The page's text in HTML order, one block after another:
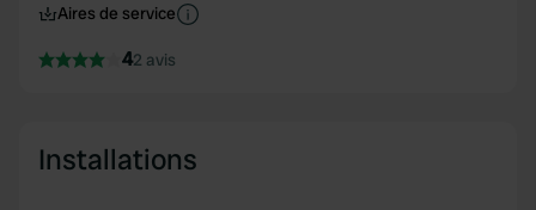
Aires de service
42 avis
Installations